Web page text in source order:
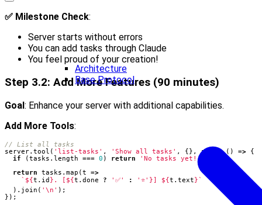
Architecture
Base Protocol
✅ Milestone Check:
Server starts without errors
You can add tasks through Claude
You feel proud of your creation!
Step 3.2: Add More Features (90 minutes)
Goal: Enhance your server with additional capabilities.
Add More Tools:
server. tool ( 'list-tasks' , 'Show all tasks' , {}, async () =>
{
if
(tasks . length === 0 ) return 'No tasks yet!'
return
tasks . map (t
=>
` ${t . id } . [ ${t . done ? '✅' : '⭐' }] ${t . text}`
). join ( '\n' );
});